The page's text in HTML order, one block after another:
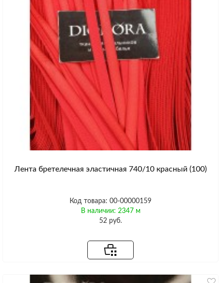
Лента бретелечная эластичная 740/10 красный (100)
Код товара: 00-00000159
В наличии: 2347 м
52 руб.